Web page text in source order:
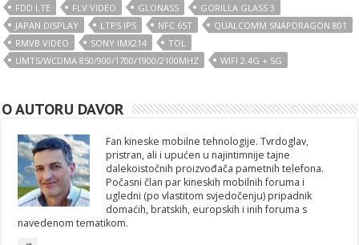
FDD LTE
FLV VIDEO GLONASS
GORILLA GLASS 3
JAPAN DISPLAY
LTPS IPS NFC 65T
QUALCOMM SNAPDRAGON 801
RMVB VIDEO
SONY IMX214
TOL
UMTS/WCDMA 850/900/1700/1900/2100MHZ
WIFI 2.4G + 5G
O AUTORU DAVOR
Fan kineske mobilne tehnologije. Tvrdoglav,
pristran, ali i upućen u najintimnije tajne
dalekoistočnih proizvođača pametnih telefona.
Počasni član par kineskih mobilnih foruma i
ugledni (po vlastitom svjedočenju) pripadnik
domaćih, bratskih, europskih i inih foruma s
navedenom tematikom.